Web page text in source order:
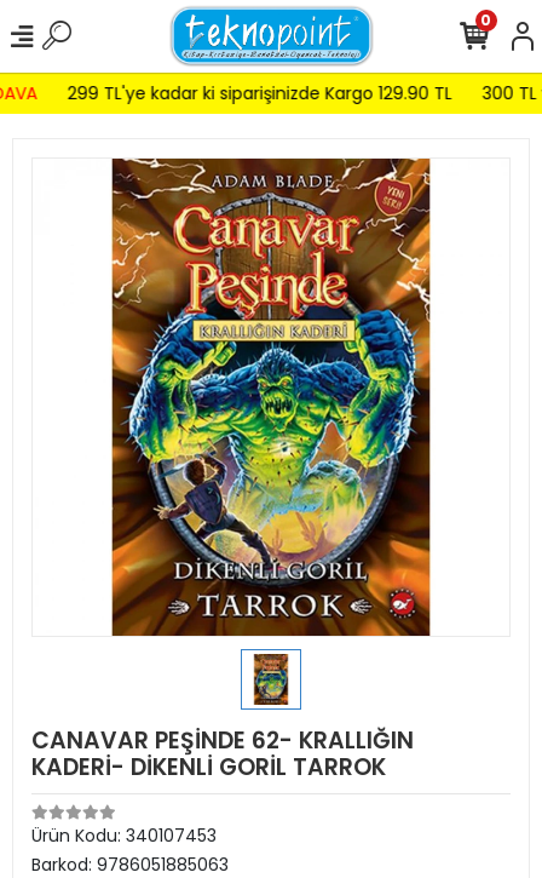
299 TL'ye kadar ki siparişinizde Kargo 129.90 TL 300 TL
0
CANAVAR PEŞİNDE 62- KRALLIĞIN
KADERİ- DİKENLİ GORİL TARROK
Ürün Kodu: 340107453
Barkod: 9786051885063